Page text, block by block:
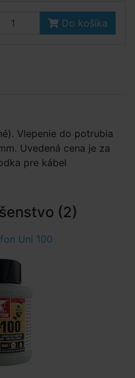
Do košíka
Vlepenie do potrubia
Uvedená cena je za
pre kábel
(2)
Uni 100